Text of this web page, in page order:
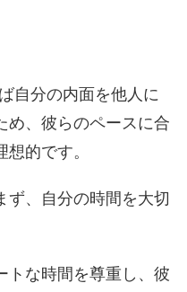
自分の内面を他人に
め、彼らのペースに合
的です。
ず、自分の時間を大切
トな時間を尊重し、彼